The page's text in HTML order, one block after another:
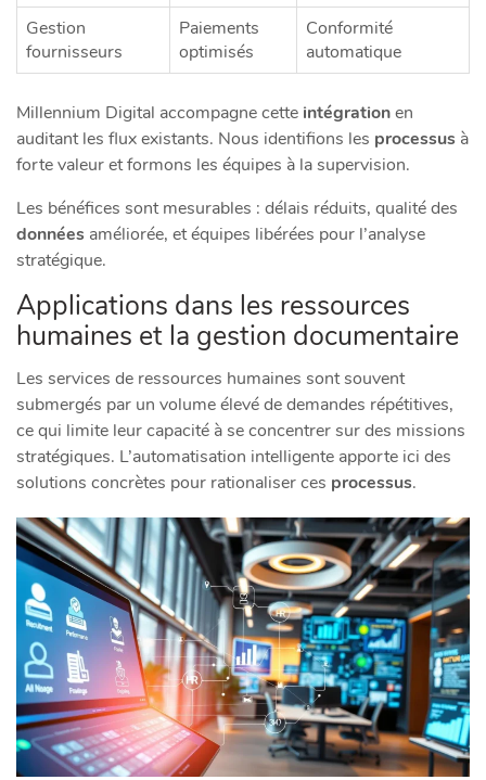
Gestion
fournisseurs
Paiements
optimisés
Conformité
automatique
Millennium Digital accompagne cette intégrationen
auditant les flux existants. Nous identifions les processus à
forte valeur et formons les équipes à la supervision.
Les bénéfices sont mesurables : délais réduits, qualité des
données améliorée, et équipes libérées pour l’analyse
stratégique.
Applications dans les ressources
humaines et la gestion documentaire
Les services de ressources humaines sont souvent
submergés par un volume élevé de demandes répétitives,
ce qui limite leur capacité à se concentrer sur des missions
stratégiques. L’automatisation intelligente apporte ici des
solutions concrètes pour rationaliser ces processus.